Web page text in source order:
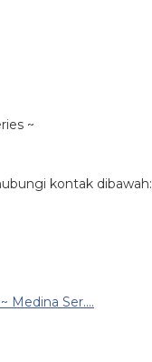
~
kontak dibawah:
Medina Ser....